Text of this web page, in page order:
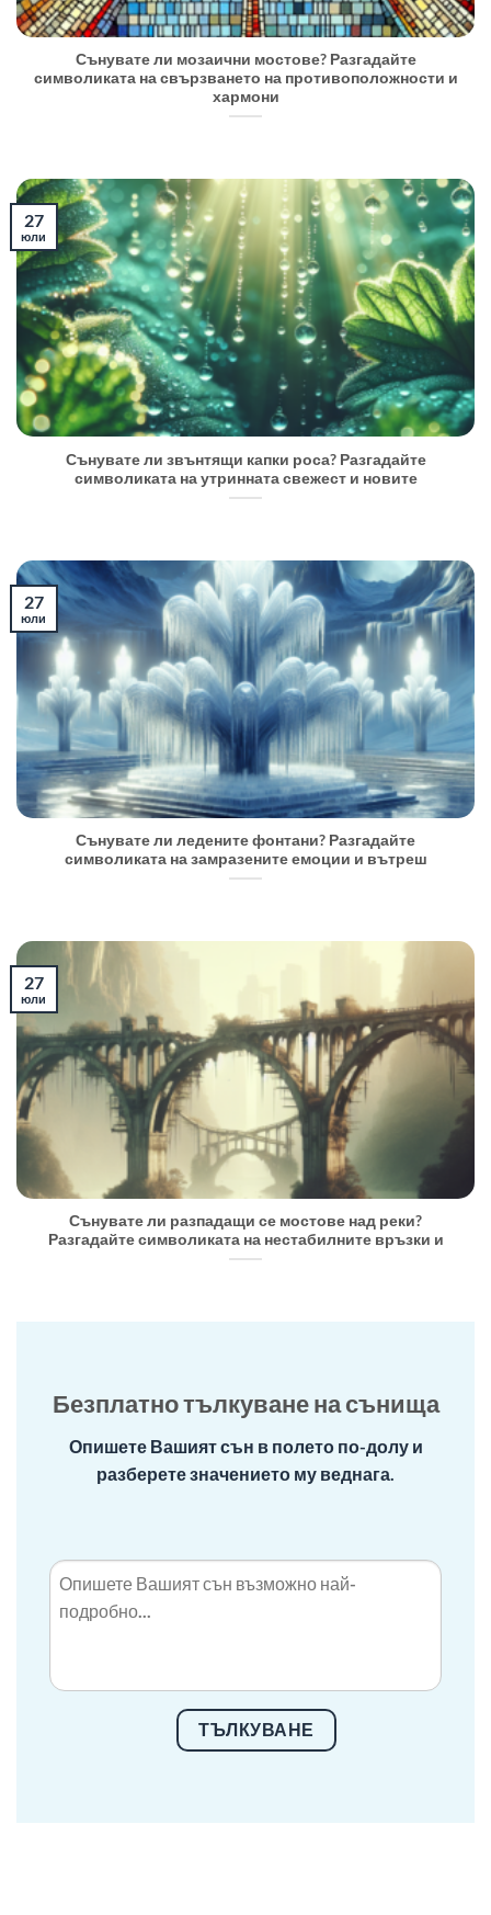
Сънувате ли мозаични мостове? Разгадайте
символиката на свързването на противоположности и
хармони
Сънувате ли звънтящи капки роса? Разгадайте
символиката на утринната свежест и новите
27
юли
Сънувате ли ледените фонтани? Разгадайте
символиката на замразените емоции и вътреш
27
юли
Сънувате ли разпадащи се мостове над реки?
Разгадайте символиката на нестабилните връзки и
27
юли
Безплатно тълкуване на сънища
Опишете Вашият сън в полето по-долу и
разберете значението му веднага.
ТЪЛКУВАНЕ